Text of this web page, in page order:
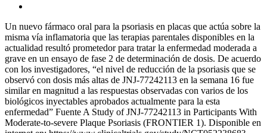
Un nuevo fármaco oral para la psoriasis en placas que actúa sobre la
misma vía inflamatoria que las terapias parentales disponibles en la
actualidad resultó prometedor para tratar la enfermedad moderada a
grave en un ensayo de fase 2 de determinación de dosis. De acuerdo
con los investigadores, “el nivel de reducción de la psoriasis que se
observó con dosis más altas de JNJ-77242113 en la semana 16 fue
similar en magnitud a las respuestas observadas con varios de los
biológicos inyectables aprobados actualmente para la esta
enfermedad” Fuente A Study of JNJ-77242113 in Participants With
Moderate-to-severe Plaque Psoriasis (FRONTIER 1). Disponible en